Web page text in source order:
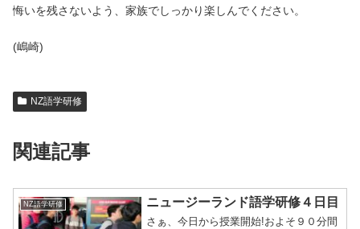
悔いを残さないよう、家族でしっかり楽しんでください。
(嶋崎)
NZ語学研修
関連記事
NZ語学研修 ニュージーランド語学研修４日目
さぁ、今日から授業開始!およそ９０分間